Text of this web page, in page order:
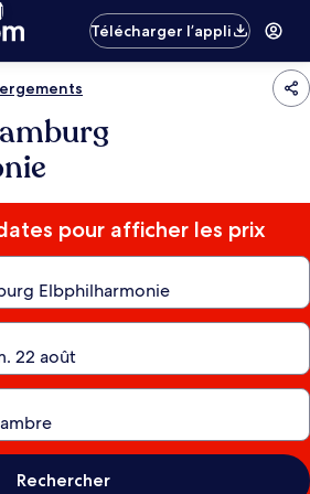
Télécharger l’appli
pour afficher les prix
Rechercher